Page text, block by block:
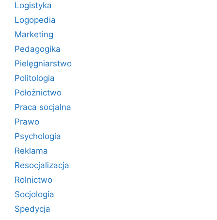
Logistyka
Logopedia
Marketing
Pedagogika
Pielęgniarstwo
Politologia
Położnictwo
Praca socjalna
Prawo
Psychologia
Reklama
Resocjalizacja
Rolnictwo
Socjologia
Spedycja